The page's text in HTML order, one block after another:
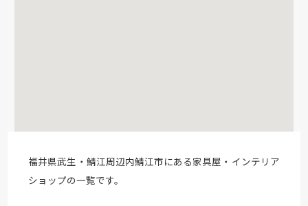
福井県武生・鯖江周辺内鯖江市にある家具屋・インテリア
ショップの一覧です。